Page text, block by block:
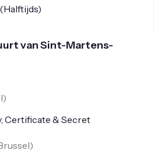
van Sint-Martens-
)
Certificate & Secret
)